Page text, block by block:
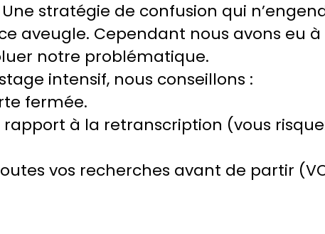
stratégie de confusion qui
aveugle. Cependant nous avons eu à
notre problématique.
intensif, nous conseillons :
fermée.
à la retranscription (vous
vos recherches avant de partir (VOUS